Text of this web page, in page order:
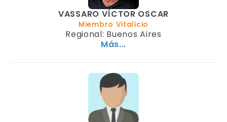
VASSARO VÍCTOR OSCAR
Miembro Vitalicio
Regional: Buenos Aires
Más...